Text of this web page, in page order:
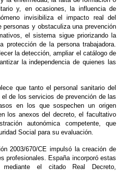
y, en ocasiones, la influencia de
invisibiliza el impacto real del
y obstaculiza una prevención
el sistema sigue priorizando la
protección de la persona trabajadora.
la detección, ampliar el catálogo de
la independencia de quienes las
que tanto el personal sanitario del
de los servicios de prevención de las
en los que sospechen un origen
los anexos del decreto, el facultativo
autonómica competente, que
Social para su evaluación.
2003/670/CE impulsó la creación de
profesionales. España incorporó estas
el citado Real Decreto,